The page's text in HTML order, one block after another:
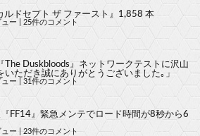
ルドセプト ザ ファースト』1,858 本
ー 25件のコメント
The Duskbloods』ネットワークテストに沢山
いただき誠にありがとうございました｡」
ー 31件のコメント
FF14』緊急メンテでロード時間が8秒から6
ー |23件のコメント